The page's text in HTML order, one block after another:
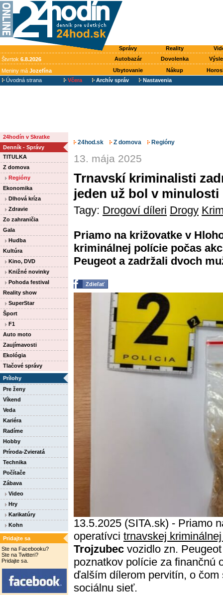
Správy Reality
Štvrtok 6.8.2026 Autobazár Dovolenka
Meniny má Jozefína Ubytovanie Nákup
Úvodná strana
Včera Archív správ Nastavenia
24hodín v Skratke
Denník - Správy
TITULKA
Z domova
Regióny
Ekonomika
Dlhová kríza
Zdravie
Zo zahraničia
Gala
Hudba
Kultúra
Kino, DVD
Knižné novinky
Pohoda festival
Reality show
SuperStar
Šport
F1
Auto moto
Zaujímavosti
Ekológia
Tlačové správy
Prílohy
Pre ženy
Víkend
Veda
Kariéra
Radíme
Hobby
Príroda-Zvieratá
Technika
Počítače
Zábava
Video
Hry
Karikatúry
Kohn
Pridajte sa
Ste na Facebooku?
Ste na Twitteri?
Pridajte sa.
24hod.sk Z domova Regióny
13. mája 2025
Trnavskí kriminalisti
jeden už bol v minulosti
Tagy: Drogoví díleri Drogy
Priamo na križovatke v
kriminálnej polície počas
Peugeot a zadržali dvoch
Zdieľať
13.5.2025 (SITA.sk) - Priamo
operatívci trnavskej
Trojzubec vozidlo zn.
poznatkov polície za finančnú
ďalším dílerom pervitín, o
sociálnu sieť.